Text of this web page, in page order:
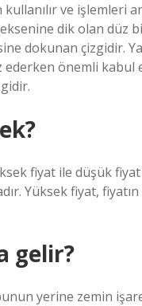
kullanılır ve
dik olan düz
dokunan çizgidir.
ederken önemli
fiyat ile düşük fiyat
Yüksek fiyat,
gelir?
yerine zemin